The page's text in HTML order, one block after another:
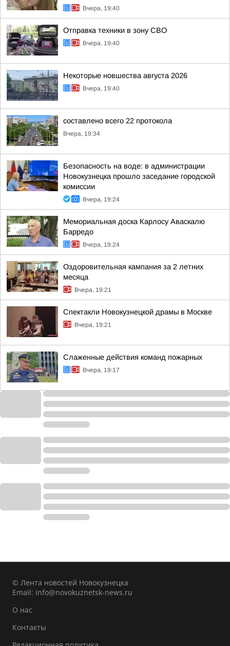
Вчера, 19:40
Отправка техники в зону СВО
Вчера, 19:40
Некоторые новшества августа 2026
Вчера, 19:40
составлено всего 22 протокола
Вчера, 19:34
Безопасность на воде: в администрации
Новокузнецка прошло заседание городской
комиссии
Вчера, 19:24
Мемориальная доска Карлосу Аваскалю
Барредо
Вчера, 19:24
Оздоровительная кампания за 2 летних
месяца
Вчера, 19:21
Спектакли Новокузнецкой драмы в Москве
Вчера, 19:21
Слаженные действия команд пожарных
Вчера, 19:17
© Лента новостей Новокузнецка
Email: info@novokuznetsk-news.ru
О нас
Контакты